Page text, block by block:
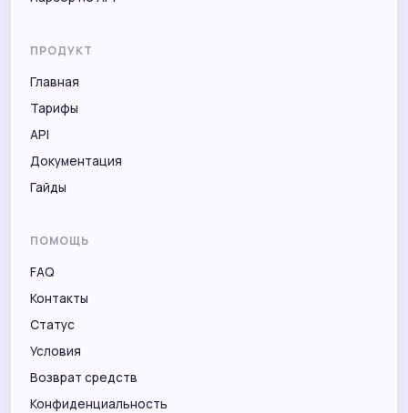
ПРОДУКТ
Главная
Тарифы
API
Документация
Гайды
ПОМОЩЬ
FAQ
Контакты
Статус
Условия
Возврат средств
Конфиденциальность